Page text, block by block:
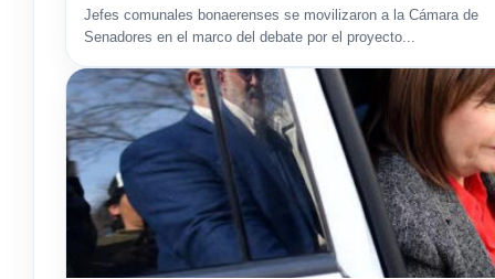
Jefes comunales bonaerenses se movilizaron a la Cámara de
Senadores en el marco del debate por el proyecto...